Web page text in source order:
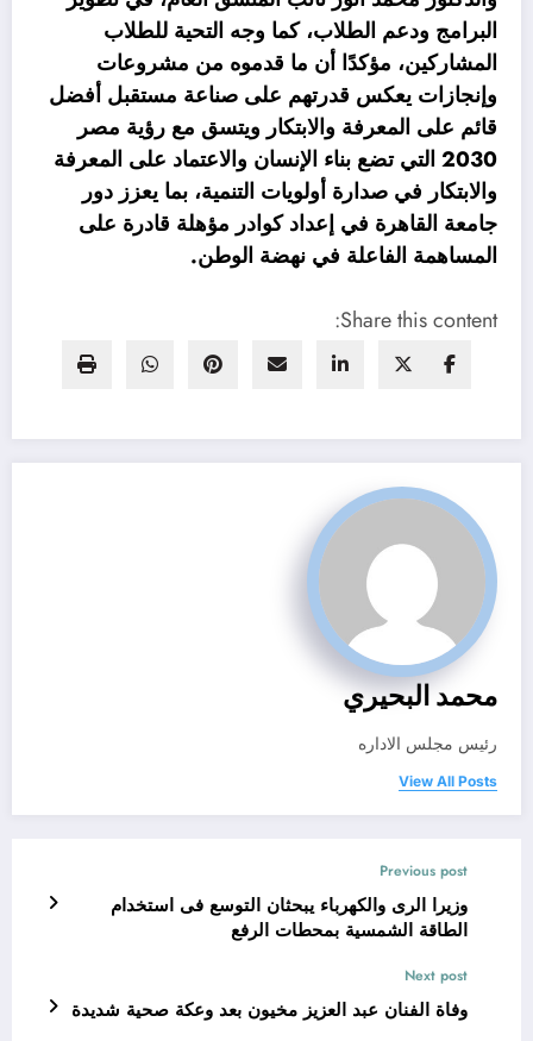
البرامج ودعم الطلاب، كما وجه التحية للطلاب
المشاركين، مؤكدًا أن ما قدموه من مشروعات
وإنجازات يعكس قدرتهم على صناعة مستقبل أفضل
قائم على المعرفة والابتكار ويتسق مع رؤية مصر
2030 التي تضع بناء الإنسان والاعتماد على المعرفة
والابتكار في صدارة أولويات التنمية، بما يعزز دور
جامعة القاهرة في إعداد كوادر مؤهلة قادرة على
المساهمة الفاعلة في نهضة الوطن.
Share this content:
محمد البحيري
رئيس مجلس الاداره
View All Posts
Previous post
وزيرا الرى والكهرباء يبحثان التوسع فى استخدام
الطاقة الشمسية بمحطات الرفع
Next post
وفاة الفنان عبد العزيز مخيون بعد وعكة صحية شديدة